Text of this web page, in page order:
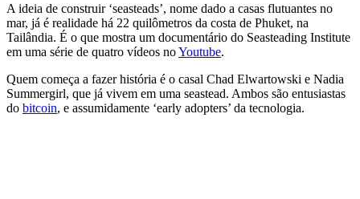
A ideia de construir ‘seasteads’, nome dado a casas flutuantes no
mar, já é realidade há 22 quilômetros da costa de Phuket, na
Tailândia. É o que mostra um documentário do Seasteading Institute
em uma série de quatro vídeos noYoutube.
Quem começa a fazer história é o casal Chad Elwartowski e Nadia
Summergirl, que já vivem em uma seastead. Ambos são entusiastas
do bitcoin, e assumidamente ‘early adopters’ da tecnologia.